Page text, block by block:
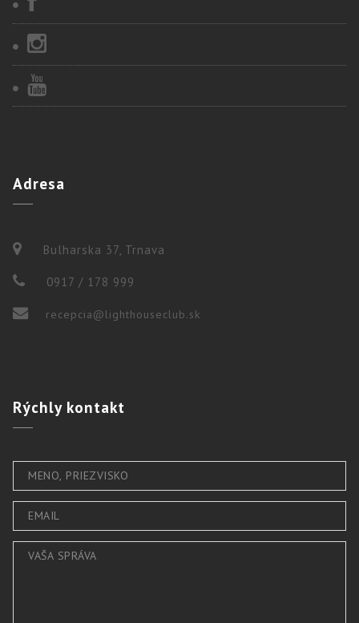
Adresa
Bulharska 37, Trnava
0917 / 178 999
recepcia@lighthouseclub.sk
Rýchlykontakt